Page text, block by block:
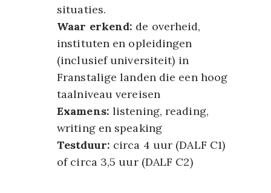
situaties.
Waar erkend: de overheid,
instituten en opleidingen
(inclusief universiteit) in
Franstalige landen die een hoog
taalniveau vereisen
Examens: listening, reading,
writing en speaking
Testduur: circa 4 uur (DALF C1)
of circa 3,5 uur (DALF C2)